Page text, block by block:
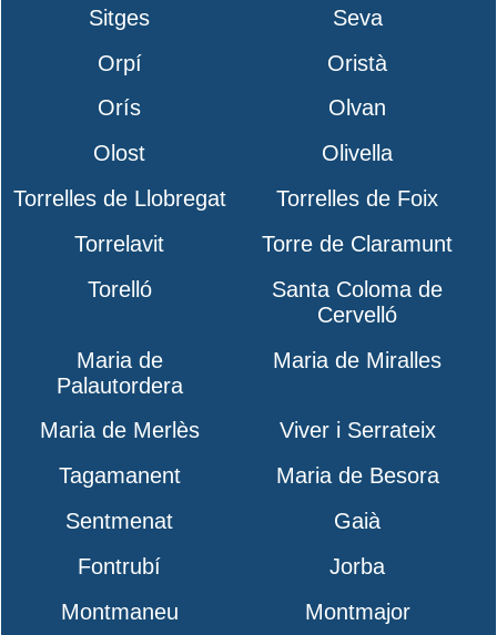
Sitges
Seva
Orpí
Oristà
Orís
Olvan
Olost
Olivella
Torrelles de Llobregat
Torrelles de Foix
Torrelavit
Torre de Claramunt
Torelló
Santa Coloma de
Cervelló
Maria de
Palautordera
Maria de Miralles
Maria de Merlès
Viver i Serrateix
Tagamanent
Maria de Besora
Sentmenat
Gaià
Fontrubí
Jorba
Montmaneu
Montmajor